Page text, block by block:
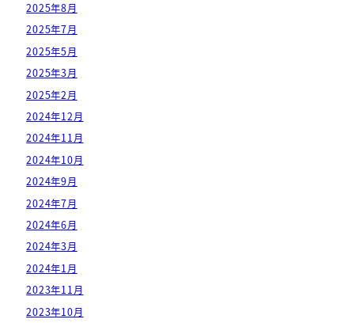
2025年8月
2025年7月
2025年5月
2025年3月
2025年2月
2024年12月
2024年11月
2024年10月
2024年9月
2024年7月
2024年6月
2024年3月
2024年1月
2023年11月
2023年10月